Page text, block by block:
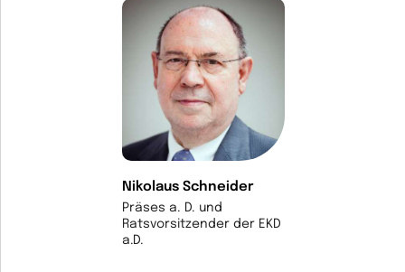
Nikolaus Schneider
Präses a. D. und
Ratsvorsitzender der EKD
a.D.